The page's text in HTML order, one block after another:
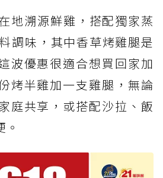
地溯源鮮雞，搭配獨家蒸
調味，其中香草烤雞腿是
波優惠很適合想買回家加
烤半雞加一支雞腿，無論
庭共享，或搭配沙拉、飯